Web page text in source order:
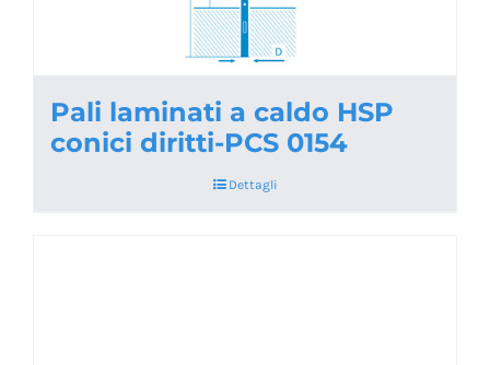
Pali laminati a caldo HSP
conici diritti-PCS 0154
Dettagli